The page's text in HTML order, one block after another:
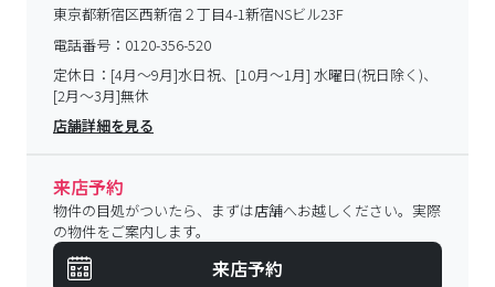
東京都新宿区西新宿２丁目4-1新宿NSビル23F
電話番号： 0120-356-520
定休日： [4月～9月]水日祝、[10月～1月] 水曜日(祝日除く)、
[2月～3月]無休
店舗詳細を見る
来店予約
物件の目処がついたら、まずは店舗へお越しください。実際
の物件をご案内します。
来店予約